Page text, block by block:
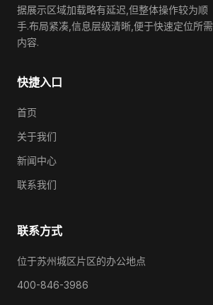
据展示区域加载略有延迟,但整体操作较为顺
手.布局紧凑,信息层级清晰,便于快速定位所需
内容.
快捷入口
首页
关于我们
新闻中心
联系我们
联系方式
位于苏州城区片区的办公地点
400-846-3986